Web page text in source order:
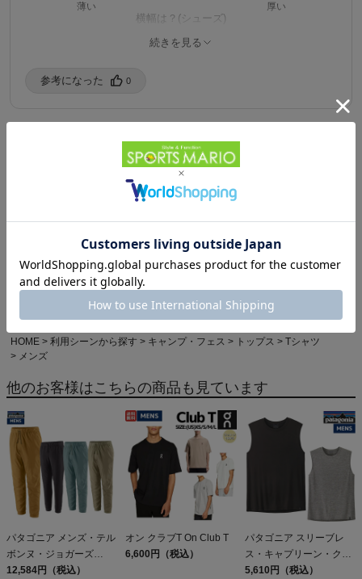
薄い 厚い
横幅は？(シューズ)
シンプルなプリントに一目惚れで即購入しました。普段から黒Ｔ
ご自身の性別を教えてください。：男性
ご自身の年代を教えてください：60代
ご自身の身長を教えてください。：170-174cm
ご自身の体型を教えてください。：がっしり
ご自身の普段の着用サイズを教えてください。：L
続きを見る
参考になった️ 0
1
HOME ブランドから探す チャムス
アイテムカテゴリから探す
メンズカジュアルウェア
半袖(Tシャツ･シャツ)
CHUMS(チャムス)
HOME
利用シーンから探す キャンプ・フェス トップス
Tシャツ
メンズ
他のお客様はこちらの商品も見ています
パタゴニア メンズ・テル
ボンヌ・ジョガーズ
PATAGONIA MS
12,584円（税込）
オン クラブT On Club T
6,600円（税込）
パタゴニア スリーブレ
ス・キャプリーン・クー
ル・デイリー・シャツ
5,610円（税込）